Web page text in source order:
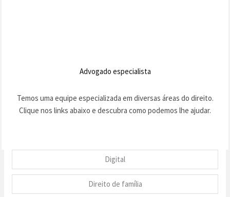
Advogado especialista
Temos uma equipe especializada em diversas áreas do direito.
Clique nos links abaixo e descubra como podemos lhe ajudar.
Digital
Direito de família